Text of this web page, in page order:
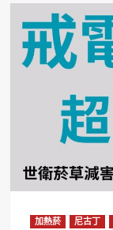
加熱菸 尼古丁